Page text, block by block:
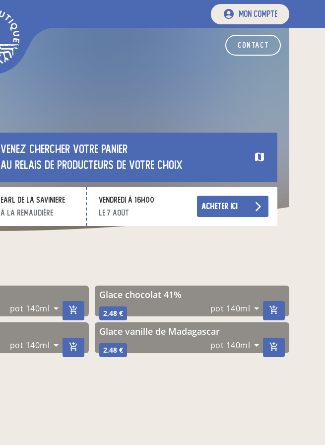
mon compte
contact
Venez chercher votre panier
au relais de producteurs de votre choix
earl de la saviniere
à La Remaudière
vendredi à 16h00
le 7 août
acheter ici
pot 140ml
Glace chocolat 41%
2,48 € pot 140ml
pot 140ml
Glace vanille de Madagascar
2,48 € pot 140ml